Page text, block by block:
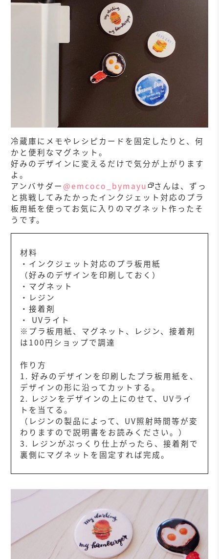
冷蔵庫にメモやレシピカードを固定したりと、何
かと便利なマグネット。
好みのデザインに変えるだけで気分が上がります
よ。
アンバサダー @emcoco_bymayu
さんは、ずっ
と挑戦してみたかったインクジェット対応のプラ
板用紙を使ってお気に入りのマグネット作ったそ
うです。
材料
・インクジェット対応のプラ板用紙
（好みのデザインを印刷しておく）
・マグネット
・レジン
・接着剤
・ UVライト
※プラ板用紙、マグネット、レジン、接着剤
は100円ショップで調達
作り方
1. 好みのデザインを印刷したプラ板用紙を、
デザインの形に沿ってカットする。
2. レジンをデザインの上にのせて、UVライ
トを当てる。
（レジンの製品によって、UV照射時間等が変
わりますので説明書をお読みください。）
3. レジンがぷっくり仕上がったら、接着剤で
裏側にマグネットを固定すれば完成。